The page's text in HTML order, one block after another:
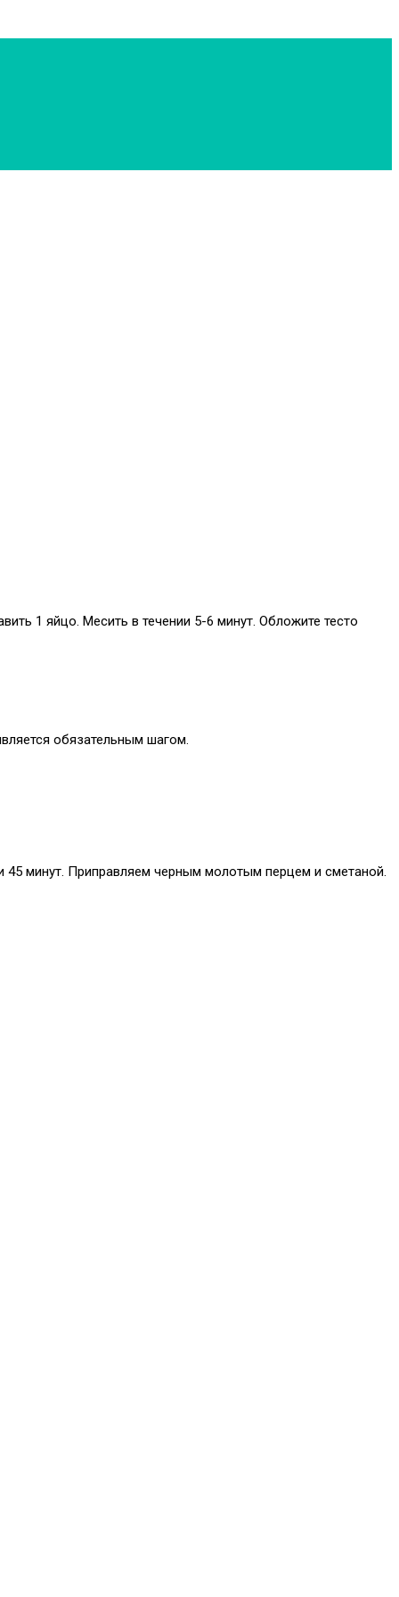
1 яйцо. Месить в течении 5-6 минут. Обложите тесто
обязательным шагом.
45 минут. Приправляем черным молотым перцем и сметаной.